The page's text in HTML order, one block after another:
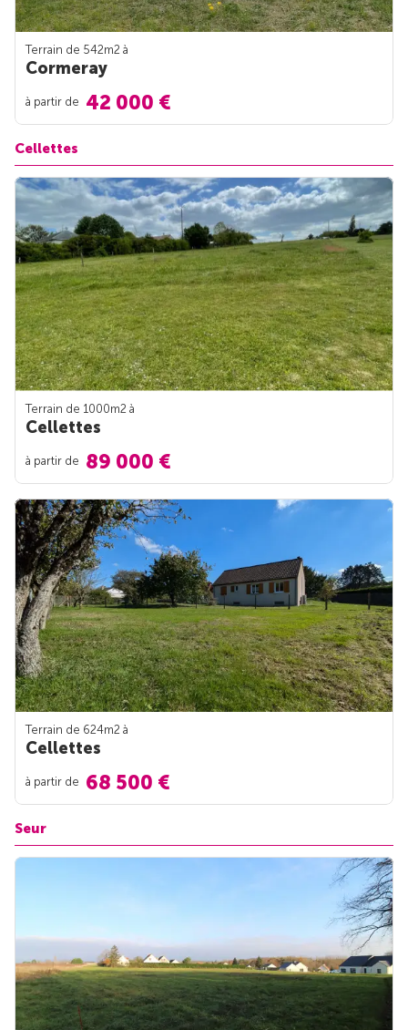
Terrain de 542m2 à
Cormeray
à partir de 42 000 €
Cellettes
Terrain de 1000m2 à
Cellettes
à partir de 89 000 €
Terrain de 624m2 à
Cellettes
à partir de 68 500 €
Seur